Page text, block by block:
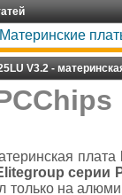
Материнские
V3.2 -
плата
серии
только на